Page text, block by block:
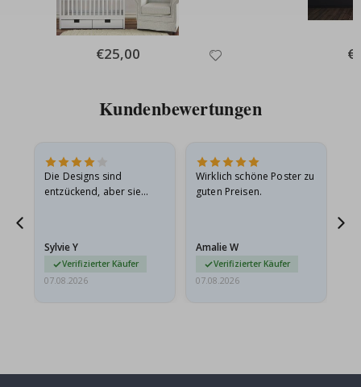
Special
Price
€25,00
Kundenbewertungen
Die Designs sind
entzückend, aber sie
sie…
Sylvie Y
Verifizierter Käufer
07.08.2026
Wirklich schöne Poster zu
guten Preisen.
Amalie W
Verifizierter Käufer
07.08.2026